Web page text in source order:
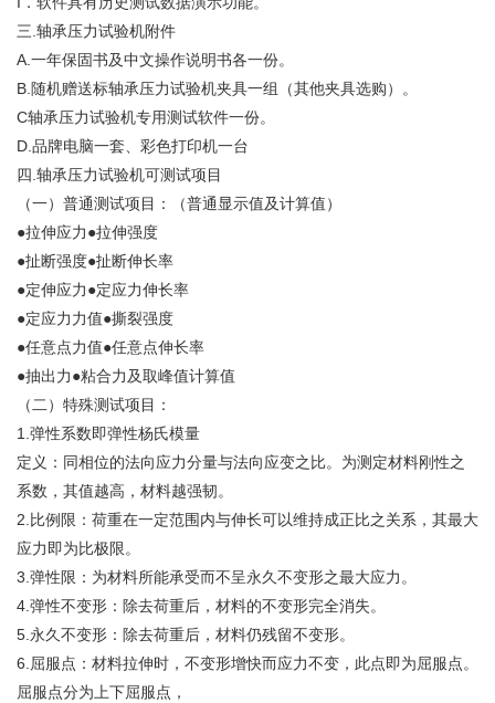
三.轴承压力试验机附件
A.一年保固书及中文操作说明书各一份。
B.随机赠送标轴承压力试验机夹具一组（其他夹具选购）。
C轴承压力试验机专用测试软件一份。
D.品牌电脑一套、彩色打印机一台
四.轴承压力试验机可测试项目
（一）普通测试项目：（普通显示值及计算值）
●拉伸应力●拉伸强度
●扯断强度●扯断伸长率
●定伸应力●定应力伸长率
●定应力力值●撕裂强度
●任意点力值●任意点伸长率
●抽出力●粘合力及取峰值计算值
（二）特殊测试项目：
1.弹性系数即弹性杨氏模量
定义：同相位的法向应力分量与法向应变之比。为测定材料刚性之
系数，其值越高，材料越强韧。
2.比例限：荷重在一定范围内与伸长可以维持成正比之关系，其最大
应力即为比极限。
3.弹性限：为材料所能承受而不呈永久不变形之最大应力。
4.弹性不变形：除去荷重后，材料的不变形完全消失。
5.永久不变形：除去荷重后，材料仍残留不变形。
6.屈服点：材料拉伸时，不变形增快而应力不变，此点即为屈服点。
屈服点分为上下屈服点，